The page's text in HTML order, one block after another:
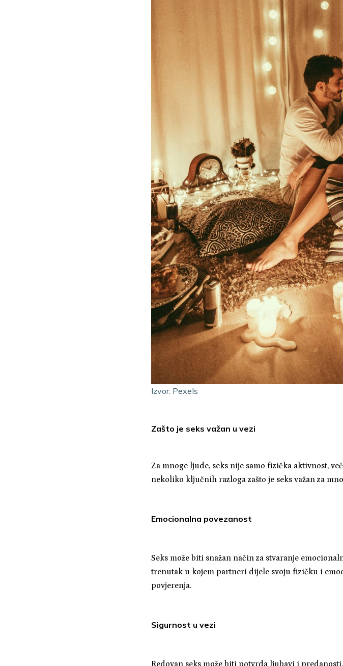
Izvor: Pexels
Zašto je seks važan u vezi
Za mnoge ljude, seks nije samo fizička aktivnost,
nekoliko ključnih razloga zašto je seks važan za
Emocionalna povezanost
Seks može biti snažan način za stvaranje
trenutak u kojem partneri dijele svoju fizičku i
povjerenja.
Sigurnost u vezi
Redovan seks može biti potvrda ljubavi i